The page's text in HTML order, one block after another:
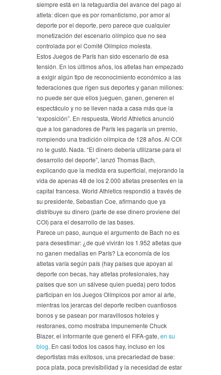
siempre está en la retaguardia del avance del pago al
atleta: dicen que es por romanticismo, por amor al
deporte por el deporte, pero parece que cualquier
monetización del escenario olímpico que no sea
controlada por el Comité Olímpico molesta.
Estos Juegos de París han sido escenario de esa
tensión. En los últimos años, los atletas han empezado
a exigir algún tipo de reconocimiento económico a las
federaciones que rigen sus deportes y ganan millones:
no puede ser que ellos jueguen, ganen, generen el
espectáculo y no se lleven nada a casa más que la
“exposición”. En respuesta, World Athletics anunció
que a los ganadores de París les pagaría un premio,
rompiendo una tradición olímpica de 128 años. Al COI
no le gustó. Nada. “El dinero debería utilizarse para el
desarrollo del deporte”, lanzó Thomas Bach,
explicando que la medida era superficial, mejorando la
vida de apenas 48 de los 2.000 atletas presentes en la
capital francesa. World Athletics respondió a través de
su presidente, Sebastian Coe, afirmando que ya
distribuye su dinero (parte de ese dinero proviene del
COI) para el desarrollo de las bases.
Parece un paso, aunque el argumento de Bach no es
para desestimar: ¿de qué vivirán los 1.952 atletas que
no ganen medallas en París? La economía de los
atletas varía según país (hay países que apoyan al
deporte con becas, hay atletas profesionales, hay
países que son un sálvese quien pueda) pero todos
participan en los Juegos Olímpicos por amor al arte,
mientras los jerarcas del deporte reciben cuantiosos
bonos y se pasean por maravillosos hoteles y
restoranes, como mostraba impunemente Chuck
Blazer, el informante que generó el FIFA-gate, en su
blog. En casi todos los casos hay, incluso en los
deportistas más exitosos, una precariedad de base:
poca plata, poca previsibilidad y la necesidad de estar